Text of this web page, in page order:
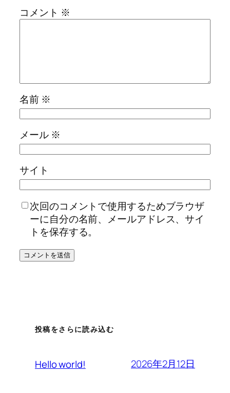
コメント ※
名前 ※
メール ※
サイト
次回のコメントで使用するためブラウザ
ーに自分の名前、メールアドレス、サイ
トを保存する。
投稿をさらに読み込む
Hello world! 2026年2月12日